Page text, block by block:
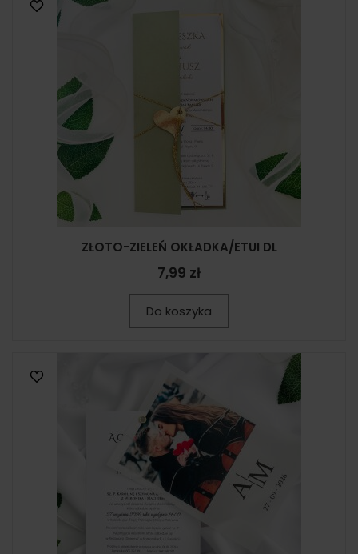
ZŁOTO-ZIELEŃ OKŁADKA/ETUI DL
7,99 zł
Do koszyka